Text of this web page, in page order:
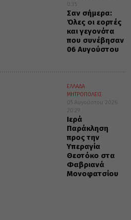
0:35
Σαν σήμερα:
Όλες οι εορτές
και γεγονότα
που συνέβησαν
06 Αυγούστου
ΕΛΛΑΔΑ
ΜΗΤΡΟΠΟΛΕΙΣ
05 Αυγούστου 2026
20:29
Ιερά
Παράκληση
προς την
Υπεραγία
Θεοτόκο στα
Φαβριανά
Μονοφατσίου